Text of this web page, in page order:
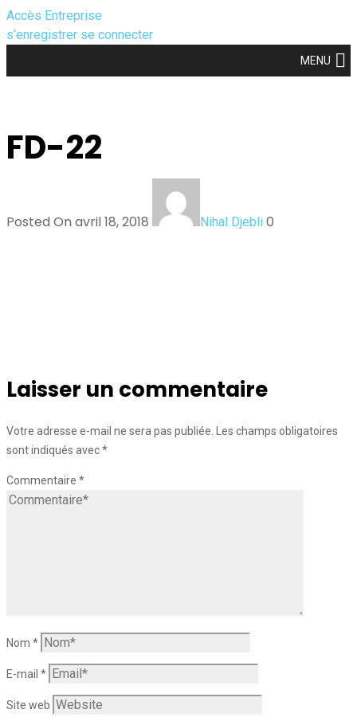
Accès Entreprise
s’enregistrer se connecter
MENU
FD-22
Posted On avril 18, 2018 Nihal Djebli 0
Laisser un commentaire
Votre adresse e-mail ne sera pas publiée. Les champs obligatoires
sont indiqués avec*
Commentaire *
Nom *
E-mail *
Site web